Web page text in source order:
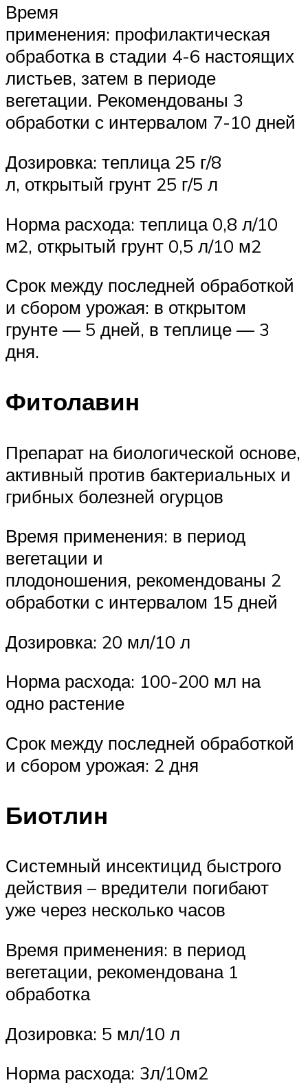
Время
применения: профилактическая
обработка в стадии 4-6 настоящих
листьев, затем в периоде
вегетации. Рекомендованы 3
обработки с интервалом 7-10 дней
Дозировка: теплица 25 г/8
л, открытый грунт 25 г/5 л
Норма расхода: теплица 0,8 л/10
м2, открытый грунт 0,5 л/10 м2
Срок между последней обработкой
и сбором урожая: в открытом
грунте — 5 дней, в теплице — 3
дня.
Фитолавин
Препарат на биологической основе,
активный против бактериальных и
грибных болезней огурцов
Время применения: в период
вегетации и
плодоношения, рекомендованы 2
обработки с интервалом 15 дней
Дозировка: 20 мл/10 л
Норма расхода: 100-200 мл на
одно растение
Срок между последней обработкой
и сбором урожая: 2 дня
Биотлин
Системный инсектицид быстрого
действия – вредители погибают
уже через несколько часов
Время применения: в период
вегетации, рекомендована 1
обработка
Дозировка: 5 мл/10 л
Норма расхода: 3л/10м2